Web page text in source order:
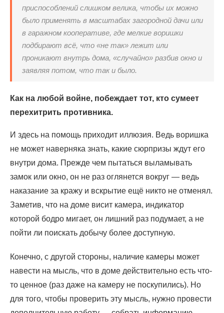
приспособлений слишком велика, чтобы их можно
было применять в масштабах загородной дачи или
в гаражном кооперативе, где мелкие воришки
подбирают всё, что «не так» лежит или
проникают внутрь дома, «случайно» разбив окно и
заявляя потом, что так и было.
Как на любой войне, побеждает тот, кто сумеет
перехитрить противника.
И здесь на помощь приходит иллюзия. Ведь воришка
не может наверняка знать, какие сюрпризы ждут его
внутри дома. Прежде чем пытаться выламывать
замок или окно, он не раз оглянется вокруг — ведь
наказание за кражу и вскрытие ещё никто не отменял.
Заметив, что на доме висит камера, индикатор
которой бодро мигает, он лишний раз подумает, а не
пойти ли поискать добычу более доступную.
Конечно, с другой стороны, наличие камеры может
навести на мысль, что в доме действительно есть что-
то ценное (раз даже на камеру не поскупились). Но
для того, чтобы проверить эту мысль, нужно провести